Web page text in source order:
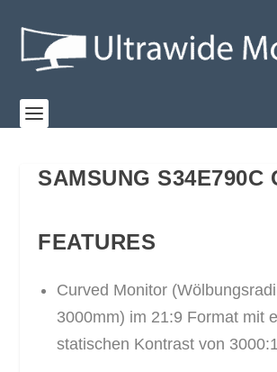
SAMSUNG S34E790C
FEATURES
Curved Monitor
3000mm) im 21:9 Format mit
statischen Kontrast von 3000:1